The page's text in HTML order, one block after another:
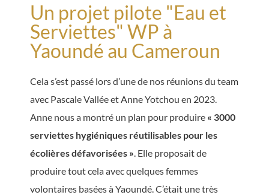
Un projet pilote "Eau et
Serviettes" WP à
Yaoundé au Cameroun
Cela s’est passé lors d’une de nos réunions du team
avec Pascale Vallée et Anne Yotchou en 2023.
Anne nous a montré un plan pour produire « 3000
serviettes hygiéniques réutilisables pour les
écolières défavorisées ». Elle proposait de
produire tout cela avec quelques femmes
volontaires basées à Yaoundé. C’était une très